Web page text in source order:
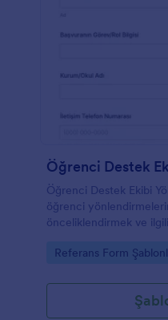
Öğrenci Destek Ekibi
öğrenci
önceliklendirmek ve
şablonu sunar.
Go to Category:
Referans Form